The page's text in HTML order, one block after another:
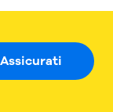
Assicurati